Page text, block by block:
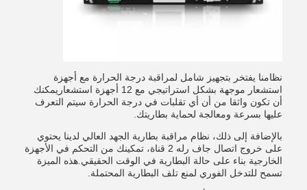
نظامنا يفتخر بتجهيز شامل لمراقبة درجة الحرارة مع أجهزة
استشعار موجهة بشكل استراتيجي مع 12 أجهزة استشعاريمكنك
أن تكون واثقا من أن أي تقلبات في درجة الحرارة سيتم التعرف
عليها بسرعة ومعالجة لحماية بطاريتك.
بالإضافة إلى ذلك، نظام مراقبة بطارية الجهد العالي لدينا يحتوي
على خروج اتصال جاف رله 2 قناة، تمكينك من التحكم في الأجهزة
الخارجية بناء على حالة البطارية في الوقت الحقيقي.هذه الميزة
تسمح للتدخل الفوري لمنع تلف البطارية المحتملة.